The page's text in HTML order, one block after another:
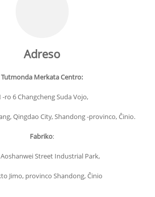
Adreso
Tutmonda Merkata Centro:
-ro 6 Changcheng Suda Vojo,
Qingdao City, Shandong -provinco, Ĉinio.
Fabriko:
Aoshanwei Street Industrial Park,
Jimo, provinco Shandong, Ĉinio